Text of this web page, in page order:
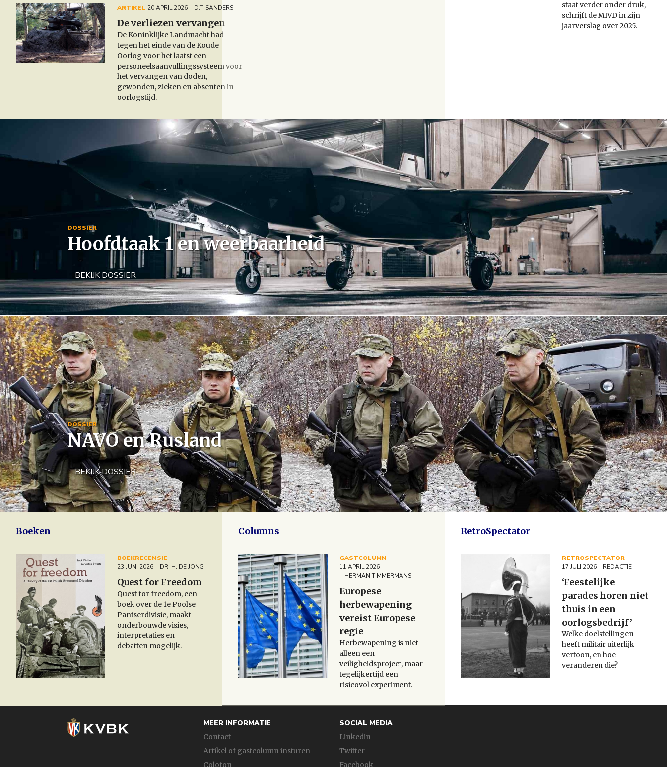
ARTIKEL 20 APRIL 2026 D.T. SANDERS
De verliezen vervangen
De Koninklijke Landmacht had
tegen het einde van de Koude
Oorlog voor het laatst een
personeelsaanvullingssysteem voor
het vervangen van doden,
gewonden, zieken en absenten in
oorlogstijd.
staat verder onder druk,
schrijft de MIVD in zijn
jaarverslag over 2025.
DOSSIER
Hoofdtaak 1 en weerbaarheid
BEKIJK DOSSIER
Image
DOSSIER
NAVO en Rusland
BEKIJK DOSSIER
Boeken
BOEKRECENSIE
23 JUNI 2026
DR. H. DE JONG
Quest for Freedom
Quest for freedom, een
boek over de 1e Poolse
Pantserdivisie, maakt
onderbouwde visies,
interpretaties en
debatten mogelijk.
Columns
GASTCOLUMN
11 APRIL 2026
HERMAN TIMMERMANS
Europese
herbewapening
vereist Europese
regie
Herbewapening is niet
alleen een
veiligheidsproject, maar
tegelijkertijd een
risicovol experiment.
RetroSpectator
RETROSPECTATOR
17 JULI 2026
REDACTIE
‘Feestelijke
parades horen niet
thuis in een
oorlogsbedrijf’
Welke doelstellingen
heeft militair uiterlijk
vertoon, en hoe
veranderen die?
MEER INFORMATIE
Contact
Artikel of gastcolumn insturen
Colofon
SOCIAL MEDIA
Linkedin
Twitter
Facebook